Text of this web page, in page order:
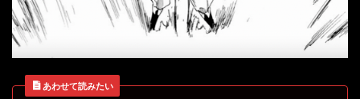
あわせて読みたい